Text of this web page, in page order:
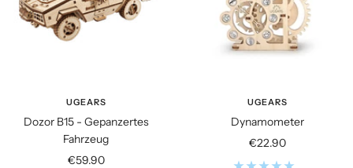
UGEARS
Dozor B15 - Gepanzertes
Fahrzeug
Angebotspreis
€59.90
UGEARS
Dynamometer
Angebotspreis
€22.90